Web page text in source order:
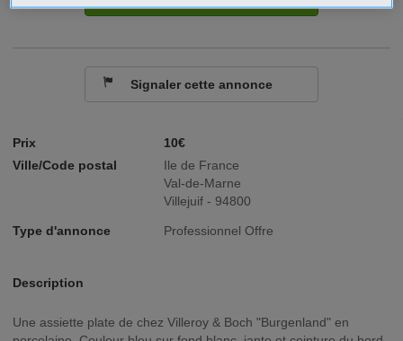
Prix
10€
Ville/Code postal
Ile de France
Val-de-Marne
Villejuif - 94800
Type d'annonce Professionnel Offre
Description
Une assiette plate de chez Villeroy & Boch "Burgenland" en
Signaler cette annonce